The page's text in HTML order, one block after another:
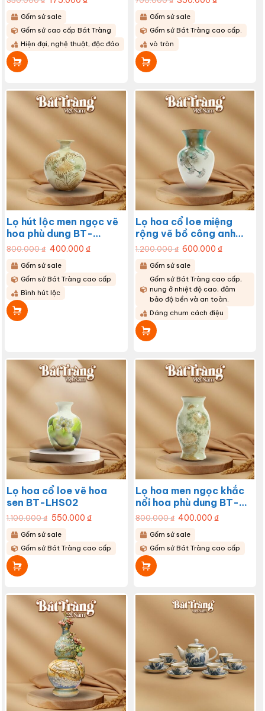
gốc
là:
350.000 ₫.
hiện
175.000 ₫.
Gốm sứ sale
Gốm sứ cao cấp Bát Tràng
Hiện đại, nghệ thuật, độc đáo
gốc
là:
700.000 ₫.
hiện
350.000 ₫.
Gốm sứ sale
Gốm sứ Bát Tràng cao cấp.
vò tròn
Lọ hút lộc men ngọc vẽ
hoa phù dung BT-
LHS04
800.000₫ Giá
gốc
là:
800.000 ₫.
400.000 ₫Giá
hiện
400.000 ₫.
Gốm sứ sale
Gốm sứ Bát Tràng cao cấp
Bình hút lộc
Lọ hoa cổ loe miệng
rộng vẽ bồ công anh
BT-LHS02
1.200.000₫ Giá
gốc
là:
1.200.000 ₫.
600.000₫Giá
hiện
600.000 ₫.
Gốm sứ sale
Gốm sứ Bát Tràng cao cấp,
nung ở nhiệt độ cao, đảm
bảo độ bền và an toàn.
Dáng chum cách điệu
Lọ hoa cổ loe vẽ hoa
sen BT-LHS02
1.100.000₫ Giá
gốc
là:
1.100.000 ₫.
550.000 ₫Giá
hiện
550.000 ₫.
Gốm sứ sale
Gốm sứ Bát Tràng cao cấp
Lọ hoa men ngọc khắc
nổi hoa phù dung BT-
LHS01
800.000₫ Giá
gốc
là:
800.000 ₫.
400.000₫Giá
hiện
400.000 ₫.
Gốm sứ sale
Gốm sứ Bát Tràng cao cấp